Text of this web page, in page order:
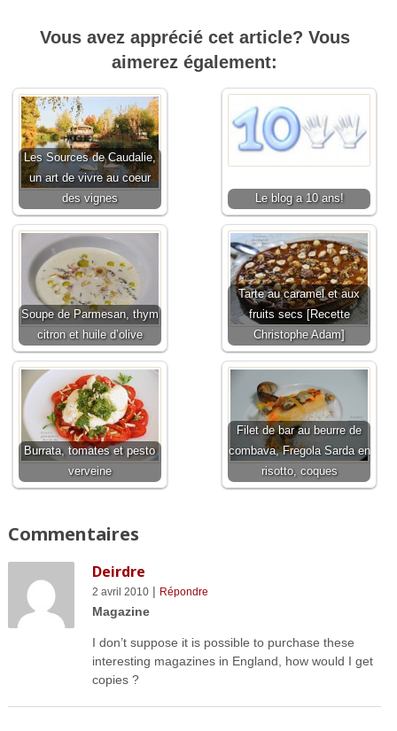
Vous avez apprécié cet article? Vous
aimerez également:
Les Sources de Caudalie,
un art de vivre au coeur
des vignes
Le blog a 10 ans!
Soupe de Parmesan, thym
citron et huile d’olive
Tarte au caramel et aux
fruits secs [Recette
Christophe Adam]
Burrata, tomates et pesto
verveine
Filet de bar au beurre de
combava, Fregola Sarda en
risotto, coques
Commentaires
Deirdre
2 avril 2010| Répondre
Magazine
I don’t suppose it is possible to purchase these
interesting magazines in England, how would I get
copies ?